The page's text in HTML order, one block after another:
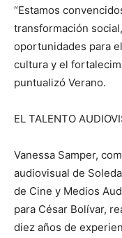
“Estamos
transformación
oportunidades para
cultura y el
puntualizó Verano.
EL TALENTO
Vanessa Samper,
audiovisual de
de Cine y Medios
para César Bolívar,
diez años de